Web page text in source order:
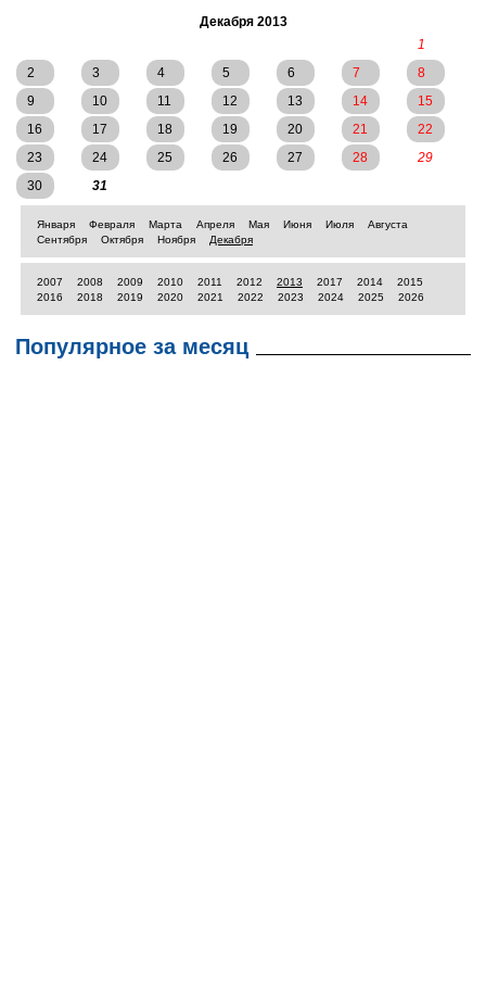
Декабря 2013
1
2
3 4 5 6 7
8
9
10 11 12 13 14
15
16
17 18 19 20 21
22
23
24 25 26 27 28
29
30
31
Января Февраля Марта Апреля Мая Июня Июля
Августа
Сентября
Октября Ноября Декабря
2007 2008 2009 2010 2011 2012 2013 2017 2014
2015
2016
2018 2019 2020 2021 2022 2023 2024 2025 2026
Популярное за месяц